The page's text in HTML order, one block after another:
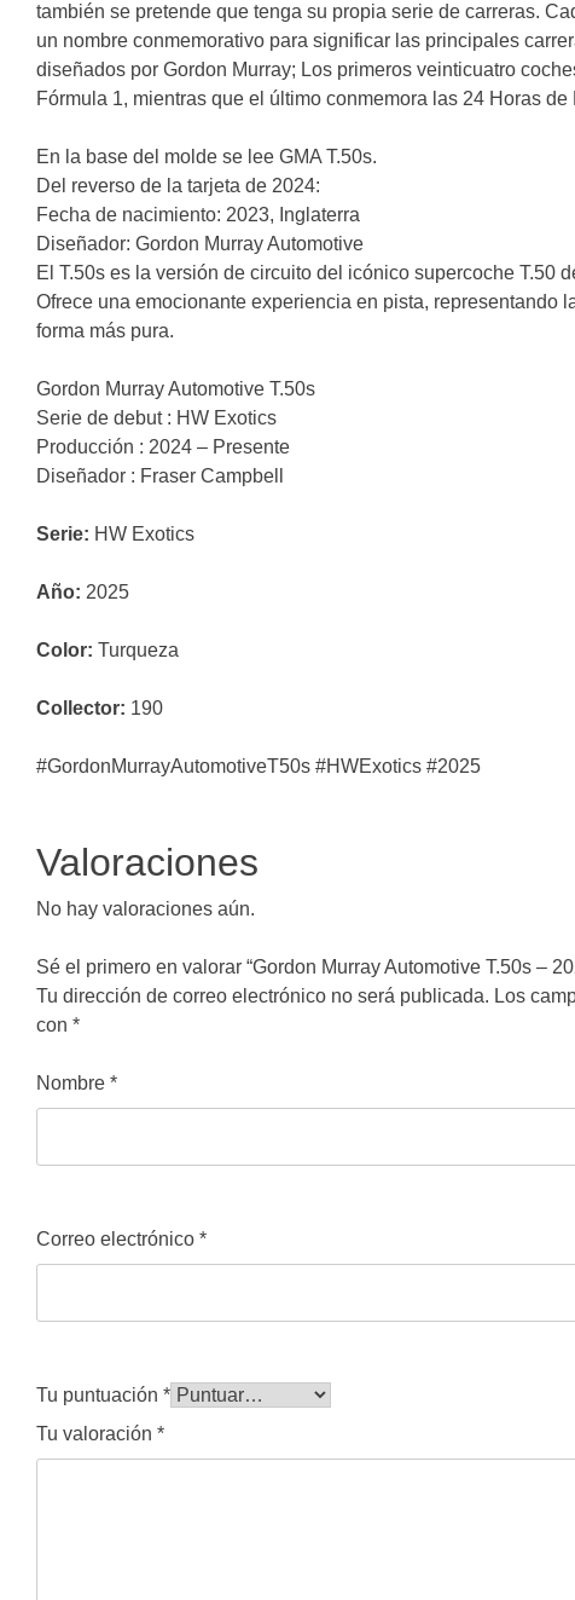
también se pretende que tenga su propia serie de carreras.
un nombre conmemorativo para significar las principales
diseñados por Gordon Murray; Los primeros veinticuatro
Fórmula 1, mientras que el último conmemora las 24 Horas de
En la base del molde se lee GMA T.50s.
Del reverso de la tarjeta de 2024:
Fecha de nacimiento: 2023, Inglaterra
Diseñador: Gordon Murray Automotive
El T.50s es la versión de circuito del icónico supercoche T.50
Ofrece una emocionante experiencia en pista, representando
forma más pura.
Gordon Murray Automotive T.50s
Serie de debut : HW Exotics
Producción : 2024 – Presente
Diseñador : Fraser Campbell
Serie: HW Exotics
Año: 2025
Color: Turqueza
Collector: 190
#GordonMurrayAutomotiveT50s #HWExotics #2025
Valoraciones
No hay valoraciones aún.
Sé el primero en valorar “Gordon Murray Automotive T.50s –
Tu dirección de correo electrónico no será publicada. Los
con *
Nombre *
Correo electrónico *
Tu puntuación *
Tu valoración *